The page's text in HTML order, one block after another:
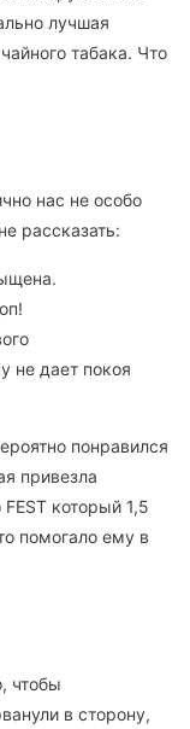
лучшая
табака. Что
нас не особо
рассказать:
не дает покоя
понравился
привезла
который 1,5
помогало ему в
чтобы
в сторону,